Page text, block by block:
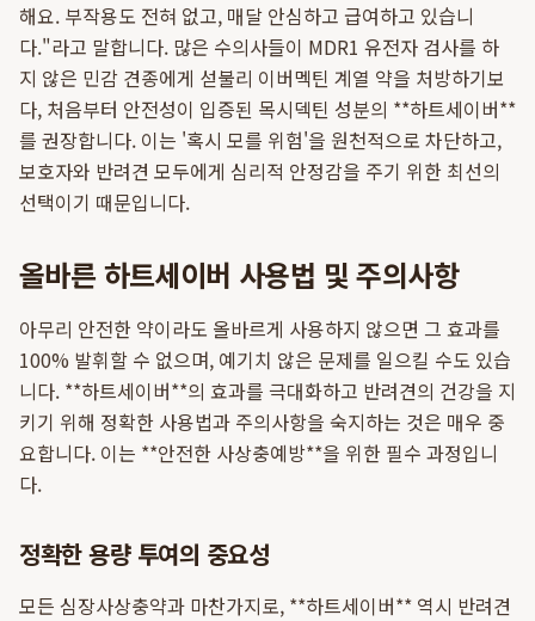
해요. 부작용도 전혀 없고, 매달 안심하고 급여하고 있습니
다."라고 말합니다. 많은 수의사들이 MDR1 유전자 검사를 하
지 않은 민감 견종에게 섣불리 이버멕틴 계열 약을 처방하기보
다, 처음부터 안전성이 입증된 목시덱틴 성분의 **하트세이버**
를 권장합니다. 이는 '혹시 모를 위험'을 원천적으로 차단하고,
보호자와 반려견 모두에게 심리적 안정감을 주기 위한 최선의
선택이기 때문입니다.
올바른 하트세이버 사용법 및 주의사항
아무리 안전한 약이라도 올바르게 사용하지 않으면 그 효과를
100% 발휘할 수 없으며, 예기치 않은 문제를 일으킬 수도 있습
니다. **하트세이버**의 효과를 극대화하고 반려견의 건강을 지
키기 위해 정확한 사용법과 주의사항을 숙지하는 것은 매우 중
요합니다. 이는 **안전한 사상충예방**을 위한 필수 과정입니
다.
정확한 용량 투여의 중요성
모든 심장사상충약과 마찬가지로, **하트세이버** 역시 반려견